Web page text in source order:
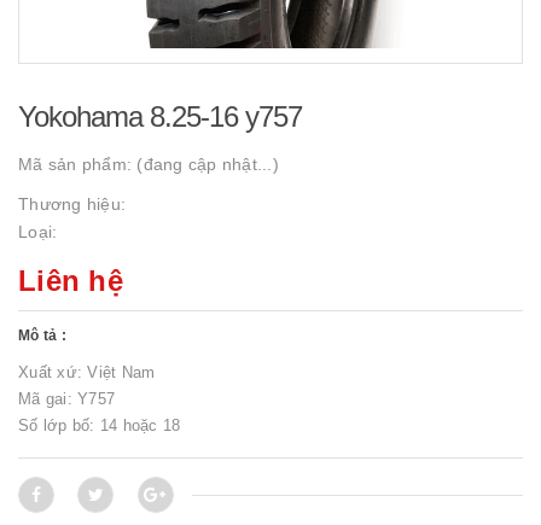
Yokohama 8.25-16 y757
Mã sản phẩm: (đang cập nhật...)
Thương hiệu:
Loại:
Liên hệ
Mô tả :
Xuất xứ: Việt Nam
Mã gai: Y757
Số lớp bố: 14 hoặc 18